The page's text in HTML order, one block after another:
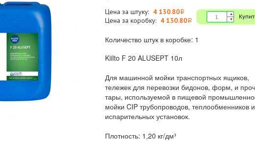
Цена за штуку: 4 130.80i
Цена за коробку: 4 130.80i
Количество штук в коробке: 1
Kiilto F 20 ALUSEPT 10л
Для машинной мойки транспортных ящиков,
тележек для перевозки бидонов, форм, и
тары, используемой в пищевой
мойки CIP трубопроводов, теплообменников и
испарительных установок.
Плотность: 1,20 кг/дм³